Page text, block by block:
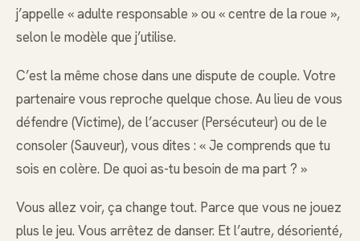
j’appelle « adulte responsable » ou « centre de la roue »,
selon le modèle que j’utilise.
C’est la même chose dans une dispute de couple. Votre
partenaire vous reproche quelque chose. Au lieu de vous
défendre (Victime), de l’accuser (Persécuteur) ou de le
consoler (Sauveur), vous dites : « Je comprends que tu
sois en colère. De quoi as-tu besoin de ma part ? »
Vous allez voir, ça change tout. Parce que vous ne jouez
plus le jeu. Vous arrêtez de danser. Et l’autre, désorienté,